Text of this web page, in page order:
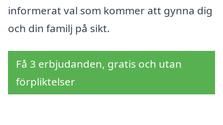
informerat val som kommer att gynna dig
och din familj på sikt.
Få 3 erbjudanden, gratis och utan
förpliktelser